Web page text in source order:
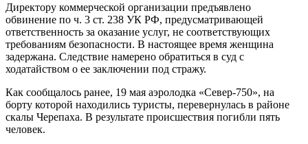
Директору коммерческой организации предъявлено
обвинение по ч. 3 ст. 238 УК РФ, предусматривающей
ответственность за оказание услуг, не соответствующих
требованиям безопасности. В настоящее время женщина
задержана. Следствие намерено обратиться в суд с
ходатайством о ее заключении под стражу.
Как сообщалось ранее, 19 мая аэролодка «Север-750», на
борту которой находились туристы, перевернулась в районе
скалы Черепаха. В результате происшествия погибли пять
человек.